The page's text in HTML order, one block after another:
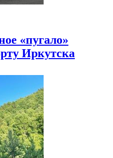
«пугало»
Иркутска